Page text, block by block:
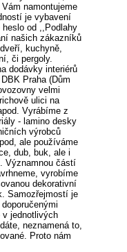
namontujeme
je vybavení
od ,,Podlahy
našich zákazníků
kuchyně,
či pergoly.
dodávky interiérů
Praha (Dům
velmi
ulici na
Vyrábíme z
- lamino desky
výrobců
ale používáme
dub, buk, ale i
Významnou částí
vyrobíme
dekorativní
Samozřejmostí je
jednotlivých
neznamená to,
Proto nám